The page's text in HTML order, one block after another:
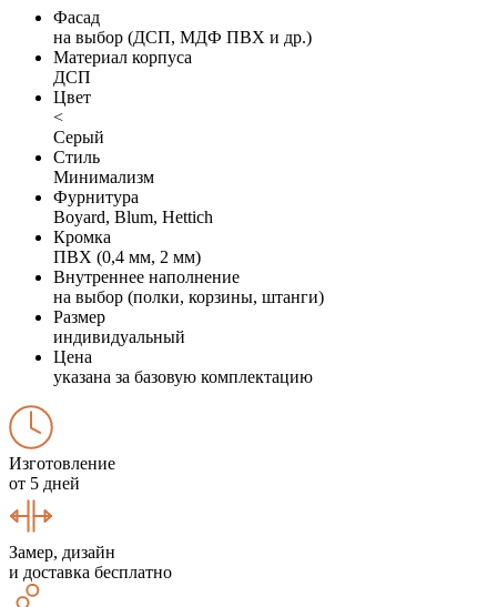
Фасад
на выбор (ДСП, МДФ ПВХ и др.)
Материал корпуса
ДСП
Цвет
<
Серый
Стиль
Минимализм
Фурнитура
Boyard, Blum, Hettich
Кромка
ПВХ (0,4 мм, 2 мм)
Внутреннее наполнение
на выбор (полки, корзины, штанги)
Размер
индивидуальный
Цена
указана за базовую комплектацию
Изготовление
от 5 дней
Замер, дизайн
и доставка бесплатно